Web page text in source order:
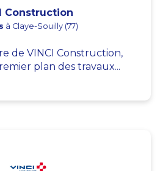
Construction
à Claye-Souilly (77)
de VINCI Construction,
plan des travaux...